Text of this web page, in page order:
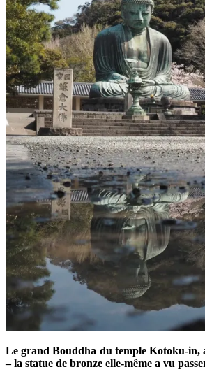
Le grand Bouddha du temple Kotoku-in,
– la statue de bronze elle-même a vu